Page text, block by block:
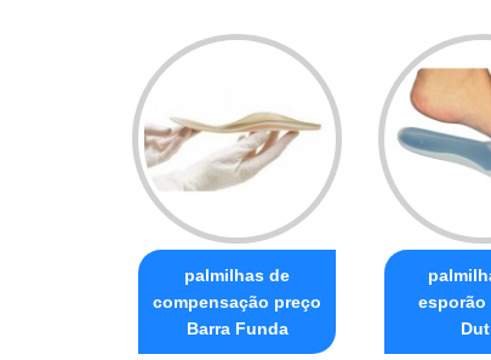
palmilhas de
compensação preço
Barra Funda
esporão